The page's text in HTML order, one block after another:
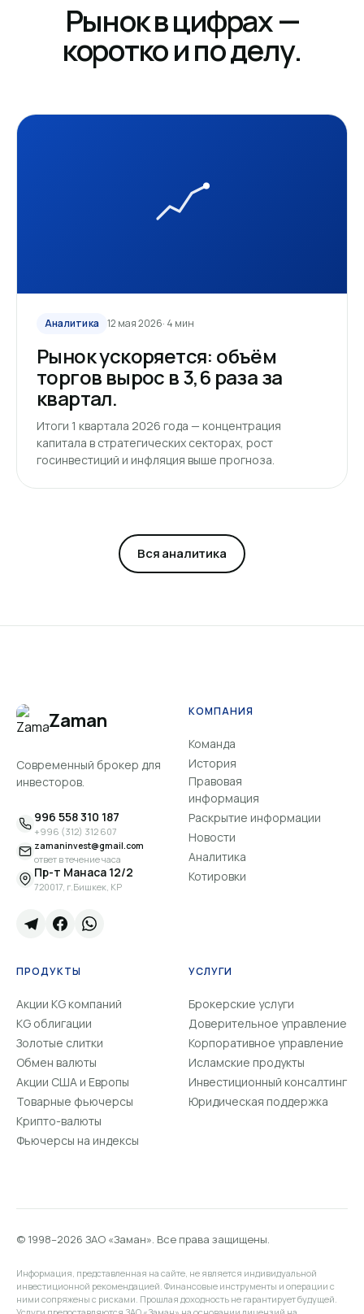
Рынок в цифрах —
коротко и по делу.
Аналитика 12 мая 2026· 4 мин
Рынок ускоряется: объём
торгов вырос в 3,6 раза за
квартал.
Итоги 1 квартала 2026 года — концентрация
капитала в стратегических секторах, рост
госинвестиций и инфляция выше прогноза.
Вся аналитика
Zaman
Современный брокер для
инвесторов.
996 558 310 187
+996 (312) 312 607
zamaninvest@gmail.com
ответ в течение часа
Пр-т Манаса 12/2
720017, г.Бишкек, КР
ПРОДУКТЫ
Акции KG компаний
KG облигации
Золотые слитки
Обмен валюты
Акции США и Европы
Товарные фьючерсы
Крипто-валюты
Фьючерсы на индексы
УСЛУГИ
Брокерские услуги
Доверительное управление
Корпоративное управление
Исламские продукты
Инвестиционный консалтинг
Юридическая поддержка
КОМПАНИЯ
Команда
История
Правовая
информация
Раскрытие информации
Новости
Аналитика
Котировки
© 1998–2026 ЗАО «Заман». Все права защищены.
Информация, представленная на сайте, не является индивидуальной
инвестиционной рекомендацией. Финансовые инструменты и операции с
ними сопряжены с рисками. Прошлая доходность не гарантирует будущей.